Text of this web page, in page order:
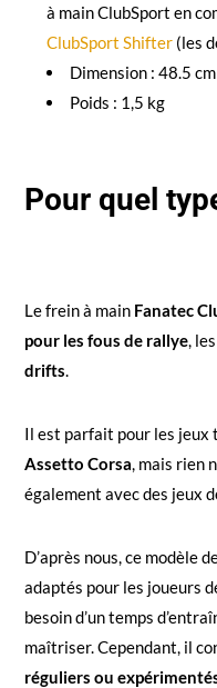
à main ClubSport en
ClubSport Shifter(les
Dimension : 48.5
Poids : 1,5 kg
Pour quel
Le frein à main Fanatec
pour les fous de rallye,
drifts
Il est parfait pour les jeux
Assetto Corsa , mais rien
également avec des jeux
D’après nous, ce modèle
adaptés pour les joueurs
besoin d’un temps
maîtriser. Cependant, il
réguliers ou